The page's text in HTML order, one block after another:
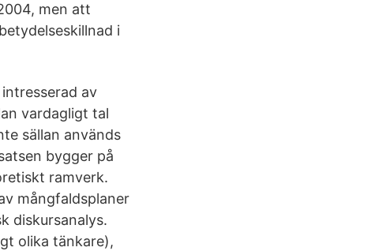
men att
i
av
vardagligt tal
sällan används
bygger på
ramverk.
mångfaldsplaner
diskursanalys.
olika tänkare),